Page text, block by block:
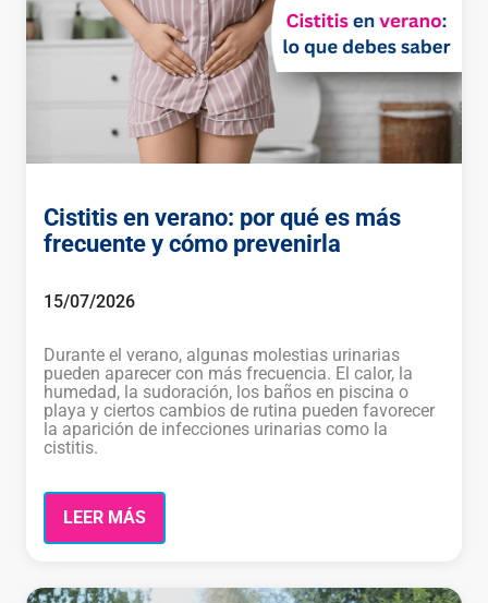
Cistitis en verano: por qué es más
frecuente y cómo prevenirla
15/07/2026
Durante el verano, algunas molestias urinarias
pueden aparecer con más frecuencia. El calor, la
humedad, la sudoración, los baños en piscina o
playa y ciertos cambios de rutina pueden favorecer
la aparición de infecciones urinarias como la
cistitis.
LEER MÁS